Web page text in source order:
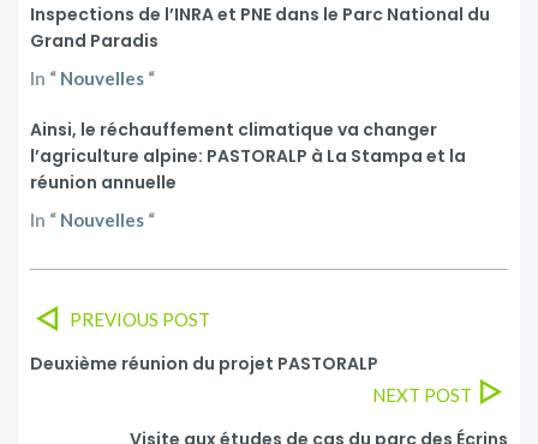
Inspections de l’INRA et PNE dans le Parc National du
Grand Paradis
In “ Nouvelles “
Ainsi, le réchauffement climatique va changer
l’agriculture alpine: PASTORALP à La Stampa et la
réunion annuelle
In “ Nouvelles “
PREVIOUS POST
Deuxième réunion du projet PASTORALP
NEXT POST